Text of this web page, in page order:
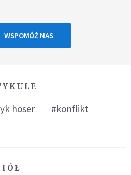
WSPOMÓŻ NAS
hoser
#konflikt